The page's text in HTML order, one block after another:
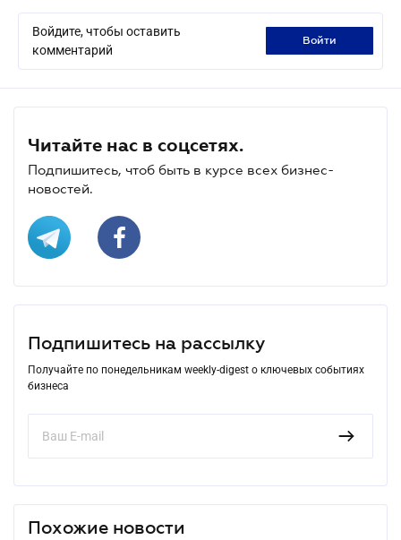
Войдите, чтобы оставить
комментарий
войти
Читайте нас в соцсетях.
Подпишитесь, чтоб быть в курсе всех бизнес-
новостей.
Подпишитесь на рассылку
Получайте по понедельникам weekly-digest о ключевых событиях
бизнеса
Похожие новости